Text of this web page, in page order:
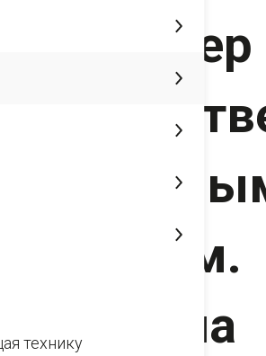
технику
бульдозер
Т30.03
аналогам.
Сюжет на